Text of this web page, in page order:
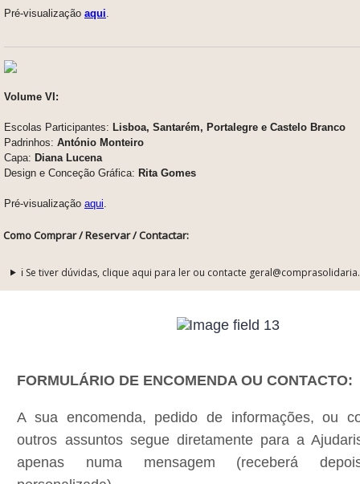
Pré-visualização aqui
Volume VI:
Escolas Participantes: Lisboa, Santarém, Portalegre e Castelo Branco
Padrinhos: António Monteiro
Capa: Diana Lucena
Design e Conceção Gráfica: Rita Gomes
Pré-visualização aqui
Como Comprar / Reservar / Contactar:
ℹ️ Se tiver dúvidas, clique aqui para ler ou contacte